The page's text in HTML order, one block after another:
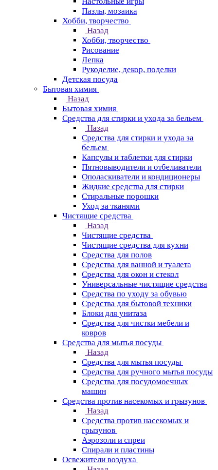
Пазлы, мозаика
Хобби, творчество
Назад
Хобби, творчество
Рисование
Лепка
Рукоделие, декор, поделки
Детская посуда
Бытовая химия
Назад
Бытовая химия
Средства для стирки и ухода за бельем
Назад
Средства для стирки и ухода за
бельем
Капсулы и таблетки для стирки
Пятновыводители и отбеливатели
Ополаскиватели и кондиционеры
Жидкие средства для стирки
Стиральные порошки
Уход за тканями
Чистящие средства
Назад
Чистящие средства
Чистящие средства для кухни
Средства для полов
Средства для ванной и туалета
Средства для окон и стекол
Универсальные чистящие средства
Средства по уходу за обувью
Средства для бытовой техники
Блоки для унитаза
Средства для чистки мебели и
ковров
Средства для мытья посуды
Назад
Средства для мытья посуды
Средства для ручного мытья посуды
Средства для посудомоечных
машин
Средства против насекомых и грызунов
Назад
Средства против насекомых и
грызунов
Аэрозоли и спреи
Спирали и пластины
Освежители воздуха